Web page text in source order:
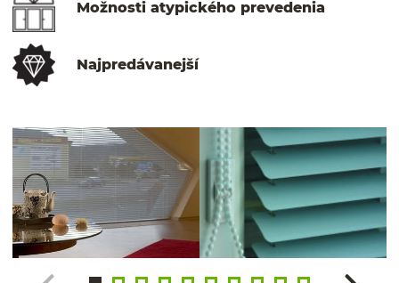
Možnosti atypického prevedenia
Najpredávanejší